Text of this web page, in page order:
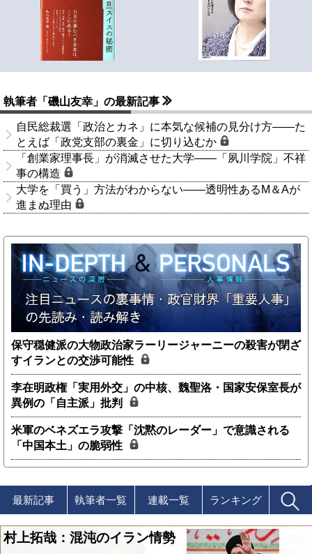
執筆者「磯山友幸」の最新記事
自民総裁選「政治とカネ」に本気な候補の見分け方――た
とえば「政党支部の裏金」に切り込むか
「創業家理事長」が消滅させた大学――「夙川学院」不祥
事の構造
大学を「買う」方法がわからない――透明性あるM＆Aが
進まぬ理由
保守穏健派の大物政治家ラーリージャーニーの殺害が閉ざ
すイランとの交渉可能性
李在明政権「実用外交」の中核、魏聖洛・国家安保室長が
異例の「自主派」批判
米軍のベネズエラ攻撃「沈黙のレーダー」で意識される
「中国本土」の脆弱性
最新記事 執筆者一覧 連載一覧 ランキング
村上拓哉：混沌のイラン情勢